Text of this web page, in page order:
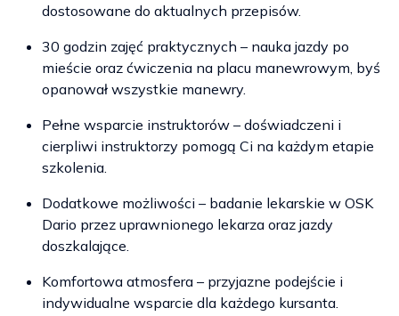
dostosowane do aktualnych przepisów.
30 godzin zajęć praktycznych – nauka jazdy po
mieście oraz ćwiczenia na placu manewrowym, byś
opanował wszystkie manewry.
Pełne wsparcie instruktorów – doświadczeni i
cierpliwi instruktorzy pomogą Ci na każdym etapie
szkolenia.
Dodatkowe możliwości – badanie lekarskie w OSK
Dario przez uprawnionego lekarza oraz jazdy
doszkalające.
Komfortowa atmosfera – przyjazne podejście i
indywidualne wsparcie dla każdego kursanta.